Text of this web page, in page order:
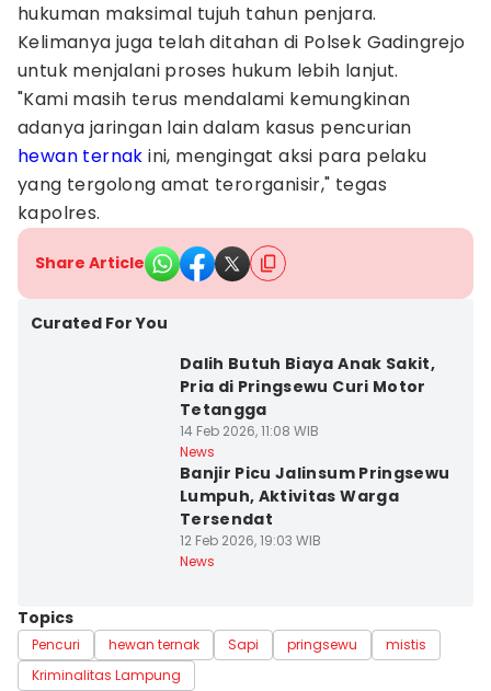
hukuman maksimal tujuh tahun penjara.
Kelimanya juga telah ditahan di Polsek Gadingrejo
untuk menjalani proses hukum lebih lanjut.
"Kami masih terus mendalami kemungkinan
adanya jaringan lain dalam kasus pencurian
hewan ternak ini, mengingat aksi para pelaku
yang tergolong amat terorganisir," tegas
kapolres.
Share Article
Curated For You
Dalih Butuh Biaya Anak Sakit,
Pria di Pringsewu Curi Motor
Tetangga
14 Feb 2026, 11:08 WIB
News
Banjir Picu Jalinsum Pringsewu
Lumpuh, Aktivitas Warga
Tersendat
12 Feb 2026, 19:03 WIB
News
Topics
Pencuri hewan ternak Sapi pringsewu
mistis
Kriminalitas Lampung